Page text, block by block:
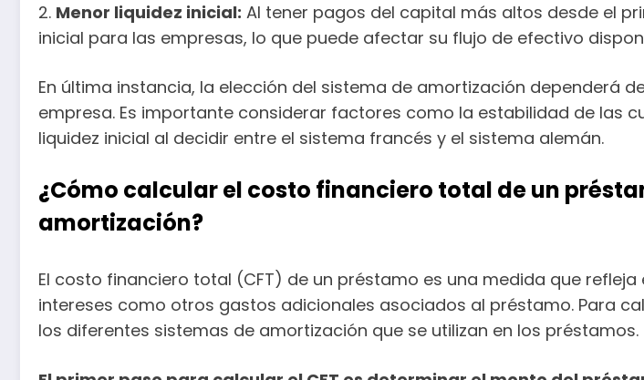
2. Menor liquidez inicial: Al tener pagos del capital más altos desde el
inicial para las empresas, lo que puede afectar su flujo de efectivo
En última instancia, la elección del sistema de amortización dependerá
empresa. Es importante considerar factores como la estabilidad de las
liquidez inicial al decidir entre el sistema francés y el sistema alemán.
¿Cómo calcular el costo financiero total de un
amortización?
El costo financiero total (CFT) de un préstamo es una medida que
intereses como otros gastos adicionales asociados al préstamo. Para
los diferentes sistemas de amortización que se utilizan en los préstamos.